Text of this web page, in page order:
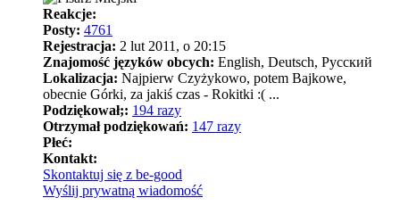
Reakcje:
Posty: 4761
Rejestracja: 2 lut 2011, o 20:15
Znajomość języków obcych: English, Deutsch, Pусский
Lokalizacja: Najpierw Czyżykowo, potem Bajkowe,
obecnie Górki, za jakiś czas - Rokitki :( ...
Podziękował;: 194 razy
Otrzymał podziękowań: 147 razy
Płeć:
Kontakt:
Skontaktuj się z be-good
Wyślij prywatną wiadomość